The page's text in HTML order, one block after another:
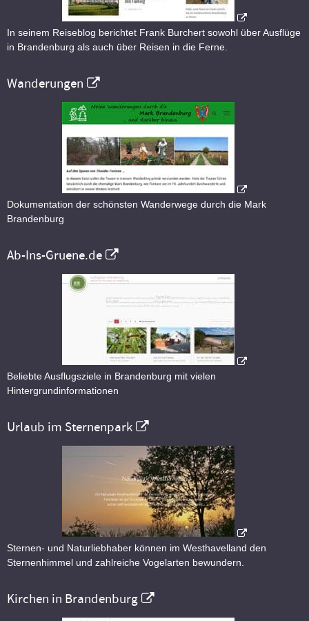
In seinem Reiseblog berichtet Frank Burchert sowohl über Ausflüge
in Brandenburg als auch über Reisen in die Ferne.
Wanderungen
Dokumentation der schönsten Wanderwege durch die Mark
Brandenburg
Ab-Ins-Gruene.de
Beliebte Ausflugsziele in Brandenburg mit vielen
Hintergrundinformationen
Urlaub im Sternenpark
Sternen- und Naturliebhaber können im Westhavelland den
Sternenhimmel und zahlreiche Vogelarten bewundern.
Kirchen in Brandenburg